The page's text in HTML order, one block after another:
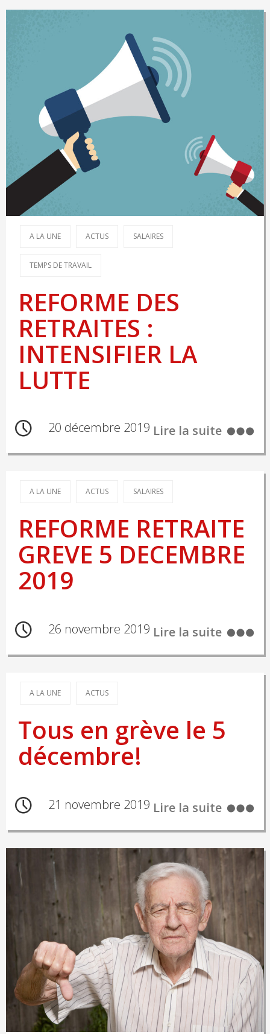
A LA UNE ACTUS SALAIRES
TEMPS DE TRAVAIL
REFORME DES
RETRAITES :
INTENSIFIER LA
LUTTE
20 décembre 2019 Lire la suite
A LA UNE ACTUS SALAIRES
REFORME RETRAITE
GREVE 5 DECEMBRE
2019
26 novembre 2019 Lire la suite
A LA UNE ACTUS
Tous en grève le 5
décembre!
21 novembre 2019 Lire la suite